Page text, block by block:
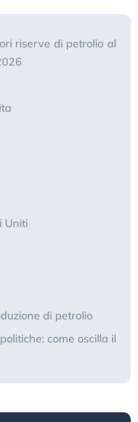
riserve di petrolio al
Uniti
di petrolio
come oscilla il